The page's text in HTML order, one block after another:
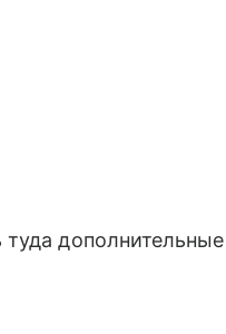
туда дополнительные